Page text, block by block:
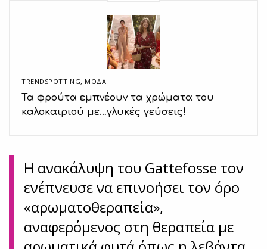
TRENDSPOTTING, ΜΟΔΑ
Τα φρούτα εμπνέουν τα χρώματα του
καλοκαιριού με…γλυκές γεύσεις!
Η ανακάλυψη του Gattefosse τον
ενέπνευσε να επινοήσει τον όρο
«αρωματοθεραπεία»,
αναφερόμενος στη θεραπεία με